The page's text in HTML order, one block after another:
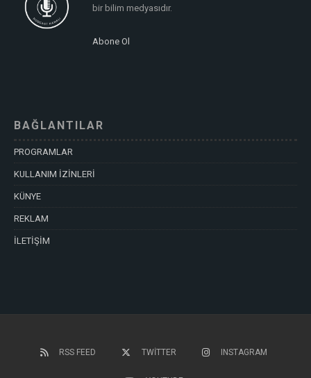
bir bilim medyasıdır.
Abone Ol
BAĞLANTILAR
PROGRAMLAR
KULLANIM İZİNLERİ
KÜNYE
REKLAM
İLETİŞİM
RSS FEED TWITTER INSTAGRAM